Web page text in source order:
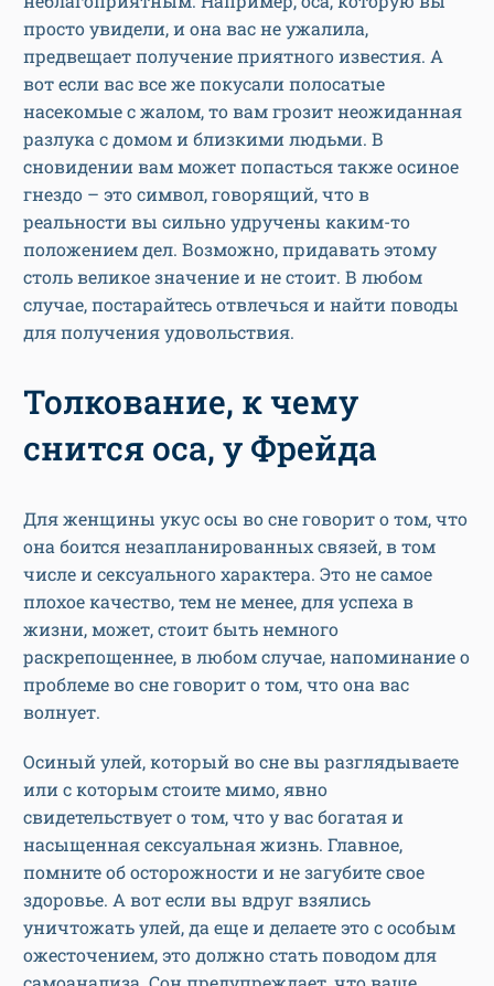
просто увидели, и она вас не ужалила,
предвещает получение приятного известия. А
вот если вас все же покусали полосатые
насекомые с жалом, то вам грозит неожиданная
разлука с домом и близкими людьми. В
сновидении вам может попасться также осиное
гнездо – это символ, говорящий, что в
реальности вы сильно удручены каким-то
положением дел. Возможно, придавать этому
столь великое значение и не стоит. В любом
случае, постарайтесь отвлечься и найти поводы
для получения удовольствия.
Толкование, к чему
снится оса, у Фрейда
Для женщины укус осы во сне говорит о том, что
она боится незапланированных связей, в том
числе и сексуального характера. Это не самое
плохое качество, тем не менее, для успеха в
жизни, может, стоит быть немного
раскрепощеннее, в любом случае, напоминание о
проблеме во сне говорит о том, что она вас
волнует.
Осиный улей, который во сне вы разглядываете
или с которым стоите мимо, явно
свидетельствует о том, что у вас богатая и
насыщенная сексуальная жизнь. Главное,
помните об осторожности и не загубите свое
здоровье. А вот если вы вдруг взялись
уничтожать улей, да еще и делаете это с особым
ожесточением, это должно стать поводом для